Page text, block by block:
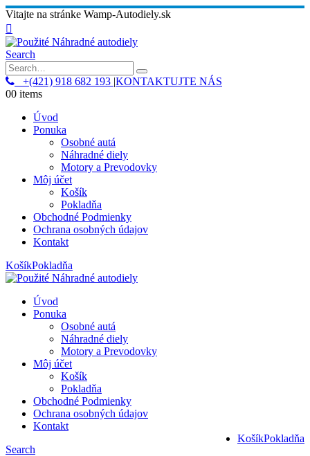
Vitajte na stránke Wamp-Autodiely.sk
Search
+(421) 918 682 193 |KONTAKTUJTE NÁS
00 items
Úvod
Ponuka
Osobné autá
Náhradné diely
Motory a Prevodovky
Môj účet
Košík
Pokladňa
Obchodné Podmienky
Ochrana osobných údajov
Kontakt
KošíkPokladňa
Úvod
Ponuka
Osobné autá
Náhradné diely
Motory a Prevodovky
Môj účet
Košík
Pokladňa
Obchodné Podmienky
Ochrana osobných údajov
Kontakt
KošíkPokladňa
Search